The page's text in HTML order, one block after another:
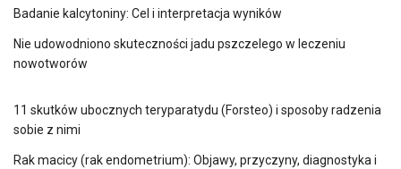
Badanie kalcytoniny: Cel i interpretacja wyników
Nie udowodniono skuteczności jadu pszczelego w leczeniu
nowotworów
11 skutków ubocznych teryparatydu (Forsteo) i sposoby radzenia
sobie z nimi
Rak macicy (rak endometrium): Objawy, przyczyny, diagnostyka i